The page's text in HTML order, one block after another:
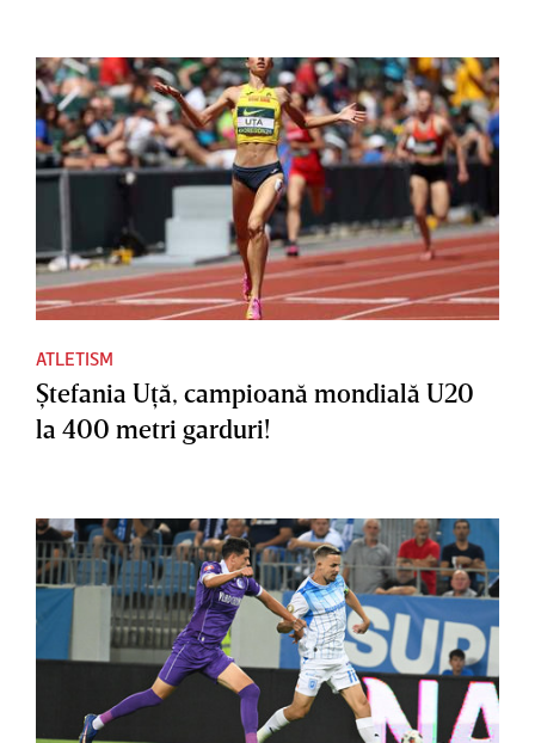
ATLETISM
Ştefania Uţă, campioană mondială U20
la 400 metri garduri!